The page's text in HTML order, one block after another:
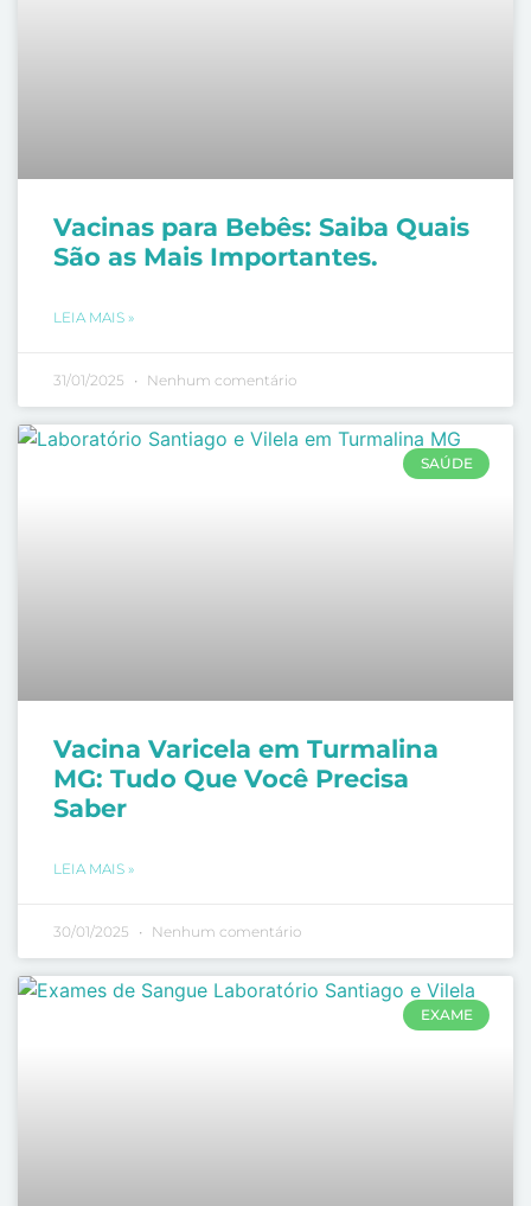
Vacinas para Bebês: Saiba Quais
São as Mais Importantes.
LEIA MAIS »
31/01/2025 Nenhum comentário
SAÚDE
Vacina Varicela em Turmalina
MG: Tudo Que Você Precisa
Saber
LEIA MAIS »
30/01/2025 Nenhum comentário
EXAME